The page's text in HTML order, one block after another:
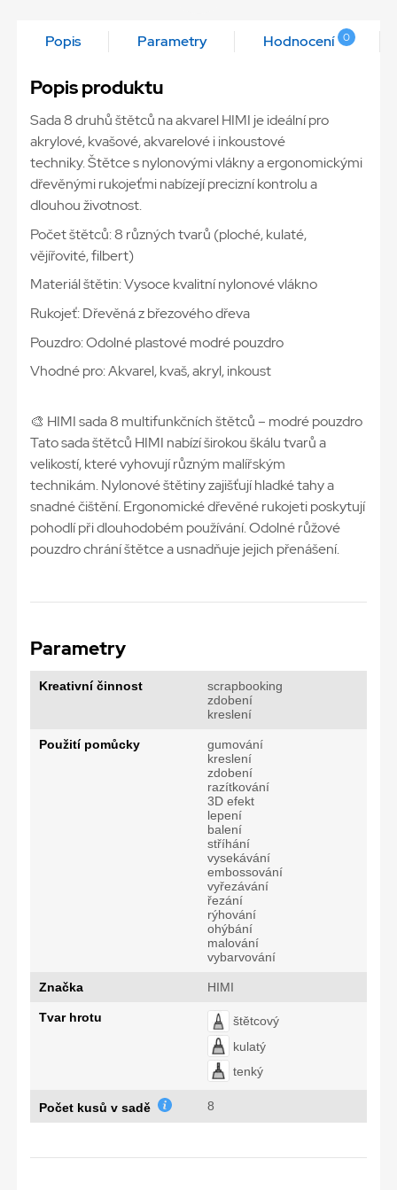
Popis Parametry Hodnocení 0
Popis produktu
Sada 8 druhů štětců na akvarel HIMI je ideální pro
akrylové, kvašové, akvarelové i inkoustové
techniky. Štětce s nylonovými vlákny a ergonomickými
dřevěnými rukojeťmi nabízejí precizní kontrolu a
dlouhou životnost.
Počet štětců: 8 různých tvarů (ploché, kulaté,
vějířovité, filbert)
Materiál štětin: Vysoce kvalitní nylonové vlákno
Rukojeť: Dřevěná z březového dřeva
Pouzdro: Odolné plastové modré pouzdro
Vhodné pro: Akvarel, kvaš, akryl, inkoust
🎨 HIMI sada 8 multifunkčních štětců – modré pouzdro
Tato sada štětců HIMI nabízí širokou škálu tvarů a
velikostí, které vyhovují různým malířským
technikám. Nylonové štětiny zajišťují hladké tahy a
snadné čištění. Ergonomické dřevěné rukojeti poskytují
pohodlí při dlouhodobém používání. Odolné růžové
pouzdro chrání štětce a usnadňuje jejich přenášení.
Parametry
Kreativní činnost
scrapbooking
zdobení
kreslení
Použití pomůcky
gumování
kreslení
zdobení
razítkování
3D efekt
lepení
balení
stříhání
vysekávání
embossování
vyřezávání
řezání
rýhování
ohýbání
malování
vybarvování
Značka HIMI
Tvar hrotu
štětcový
kulatý
tenký
Počet kusů v sadě 8